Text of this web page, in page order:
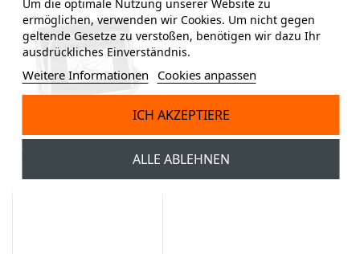
Manschetten zu Boso
Um die optimale Nutzung unserer Website zu
ermöglichen, verwenden wir Cookies. Um nicht gegen
geltende Gesetze zu verstoßen, benötigen wir dazu Ihr
ausdrückliches Einverständnis.
Weitere Informationen Cookies anpassen
ALLE ABLEHNEN
ICH AKZEPTIERE